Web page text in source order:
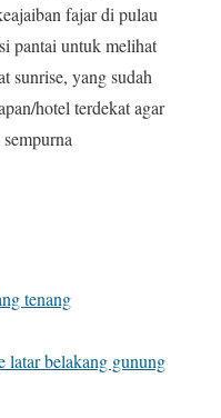
fajar di pulau
pantai untuk melihat
sunrise, yang sudah
hotel terdekat agar
tenang
latar belakang gunung